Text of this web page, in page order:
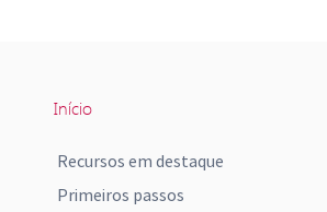
Início
Recursos em destaque
Primeiros passos